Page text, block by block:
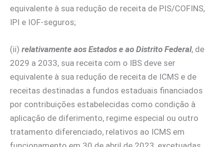
equivalente à sua redução de receita de PIS/COFINS,
IPI e IOF-seguros;
(ii) relativamente aos Estados e ao Distrito Federal, de
2029 a 2033, sua receita com o IBS deve ser
equivalente à sua redução de receita de ICMS e de
receitas destinadas a fundos estaduais financiados
por contribuições estabelecidas como condição à
aplicação de diferimento, regime especial ou outro
tratamento diferenciado, relativos ao ICMS em